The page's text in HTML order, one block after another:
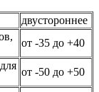
двустороннее
от -35 до +40
от -50 до +50